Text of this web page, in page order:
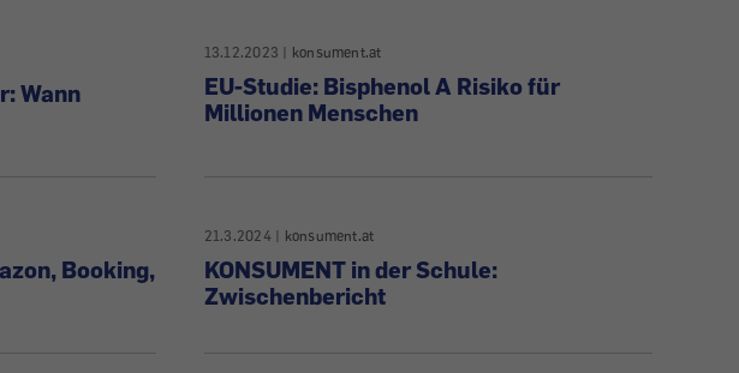
Wann
13.12.2023 | konsument.at
EU-Studie: Bisphenol A Risiko für
Millionen Menschen
Booking,
21.3.2024| konsument.at
KONSUMENT in der Schule:
Zwischenbericht